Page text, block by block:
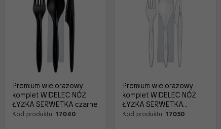
Premium wielorazowy
komplet WIDELEC NÓŻ
ŁYŻKA SERWETKA czarne
Kod produktu: 17040
Premium wielorazowy
komplet WIDELEC NÓŻ
ŁYŻKA SERWETKA
transparent
Kod produktu: 17050